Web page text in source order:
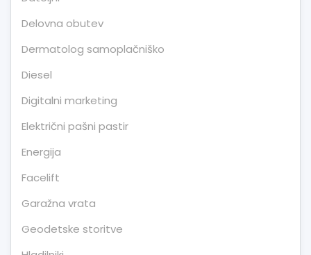
Delovna obutev
Dermatolog samoplačniško
Diesel
Digitalni marketing
Električni pašni pastir
Energija
Facelift
Garažna vrata
Geodetske storitve